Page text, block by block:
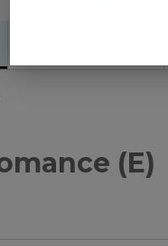
(E)